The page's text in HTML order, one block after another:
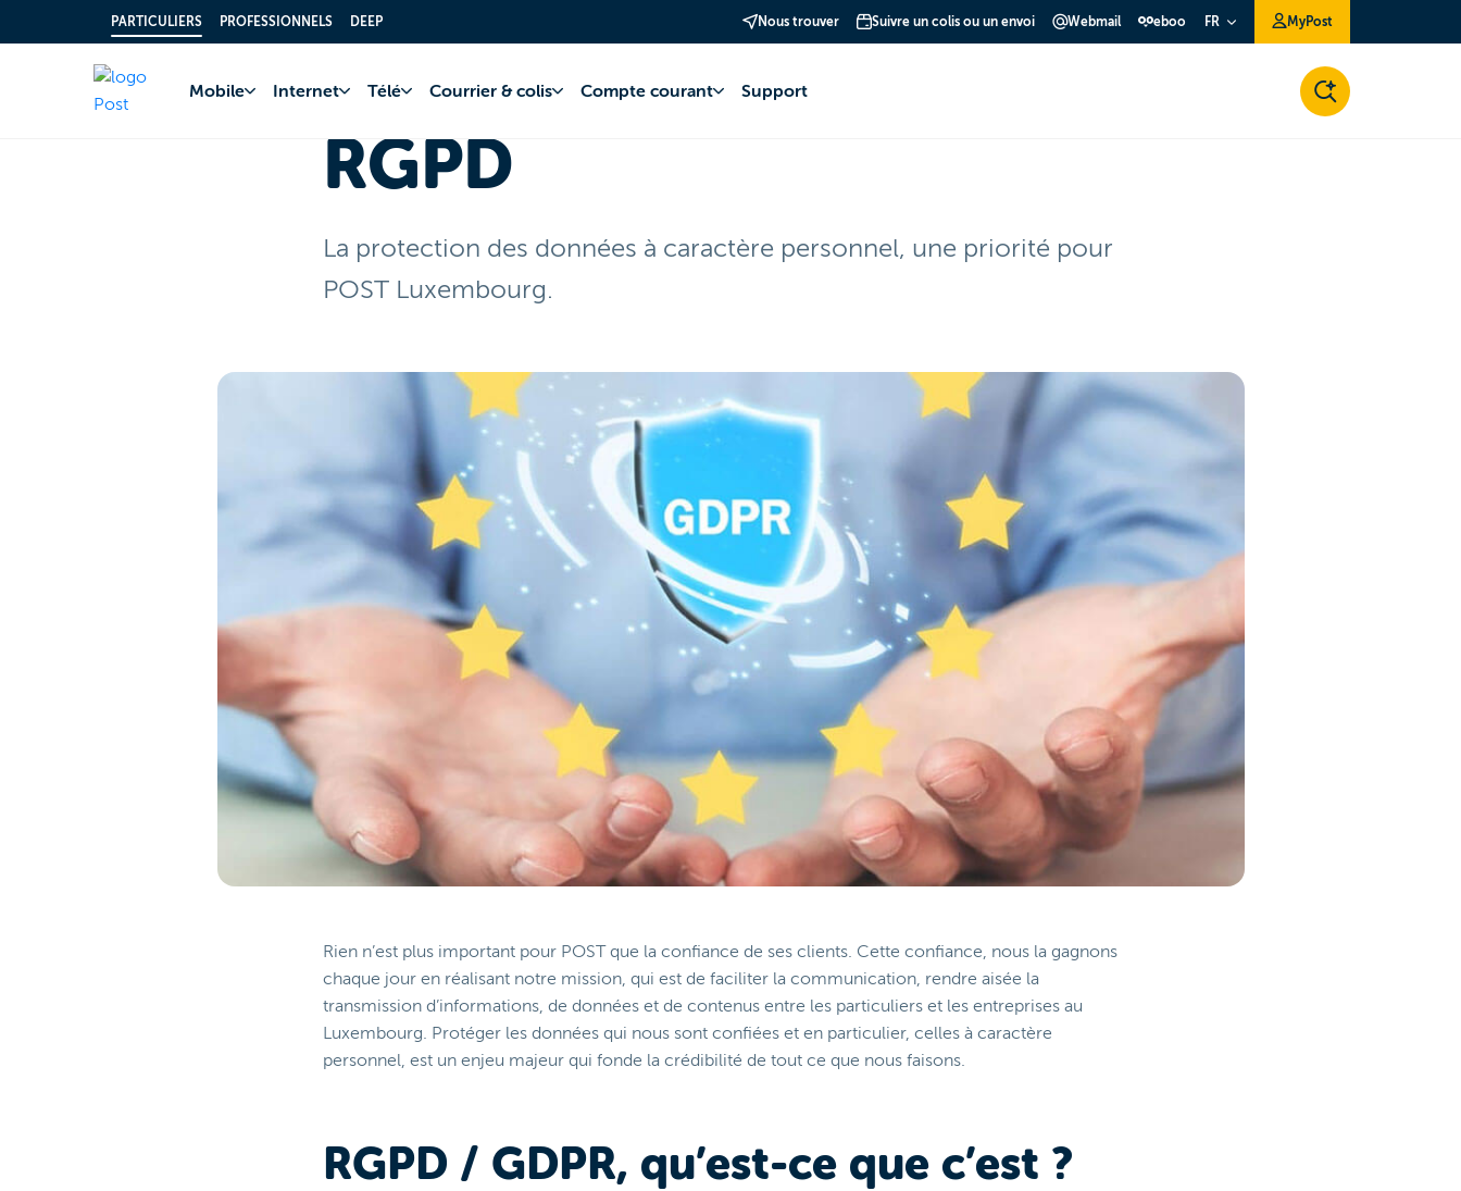
PARTICULIERS PROFESSIONNELS DEEP Nous trouver Suivre un colis ou un envoi Webmail eboo FR MyPost
Mobile Internet Télé Courrier & colis Compte courant Support
RGPD
La protection des données à caractère personnel, une priorité pour
POST Luxembourg.
Rien n’est plus important pour POST que la confiance de ses clients. Cette confiance, nous la gagnons
chaque jour en réalisant notre mission, qui est de faciliter la communication, rendre aisée la
transmission d’informations, de données et de contenus entre les particuliers et les entreprises au
Luxembourg. Protéger les données qui nous sont confiées et en particulier, celles à caractère
personnel, est un enjeu majeur qui fonde la crédibilité de tout ce que nous faisons.
RGPD / GDPR, qu’est-ce que c’est ?